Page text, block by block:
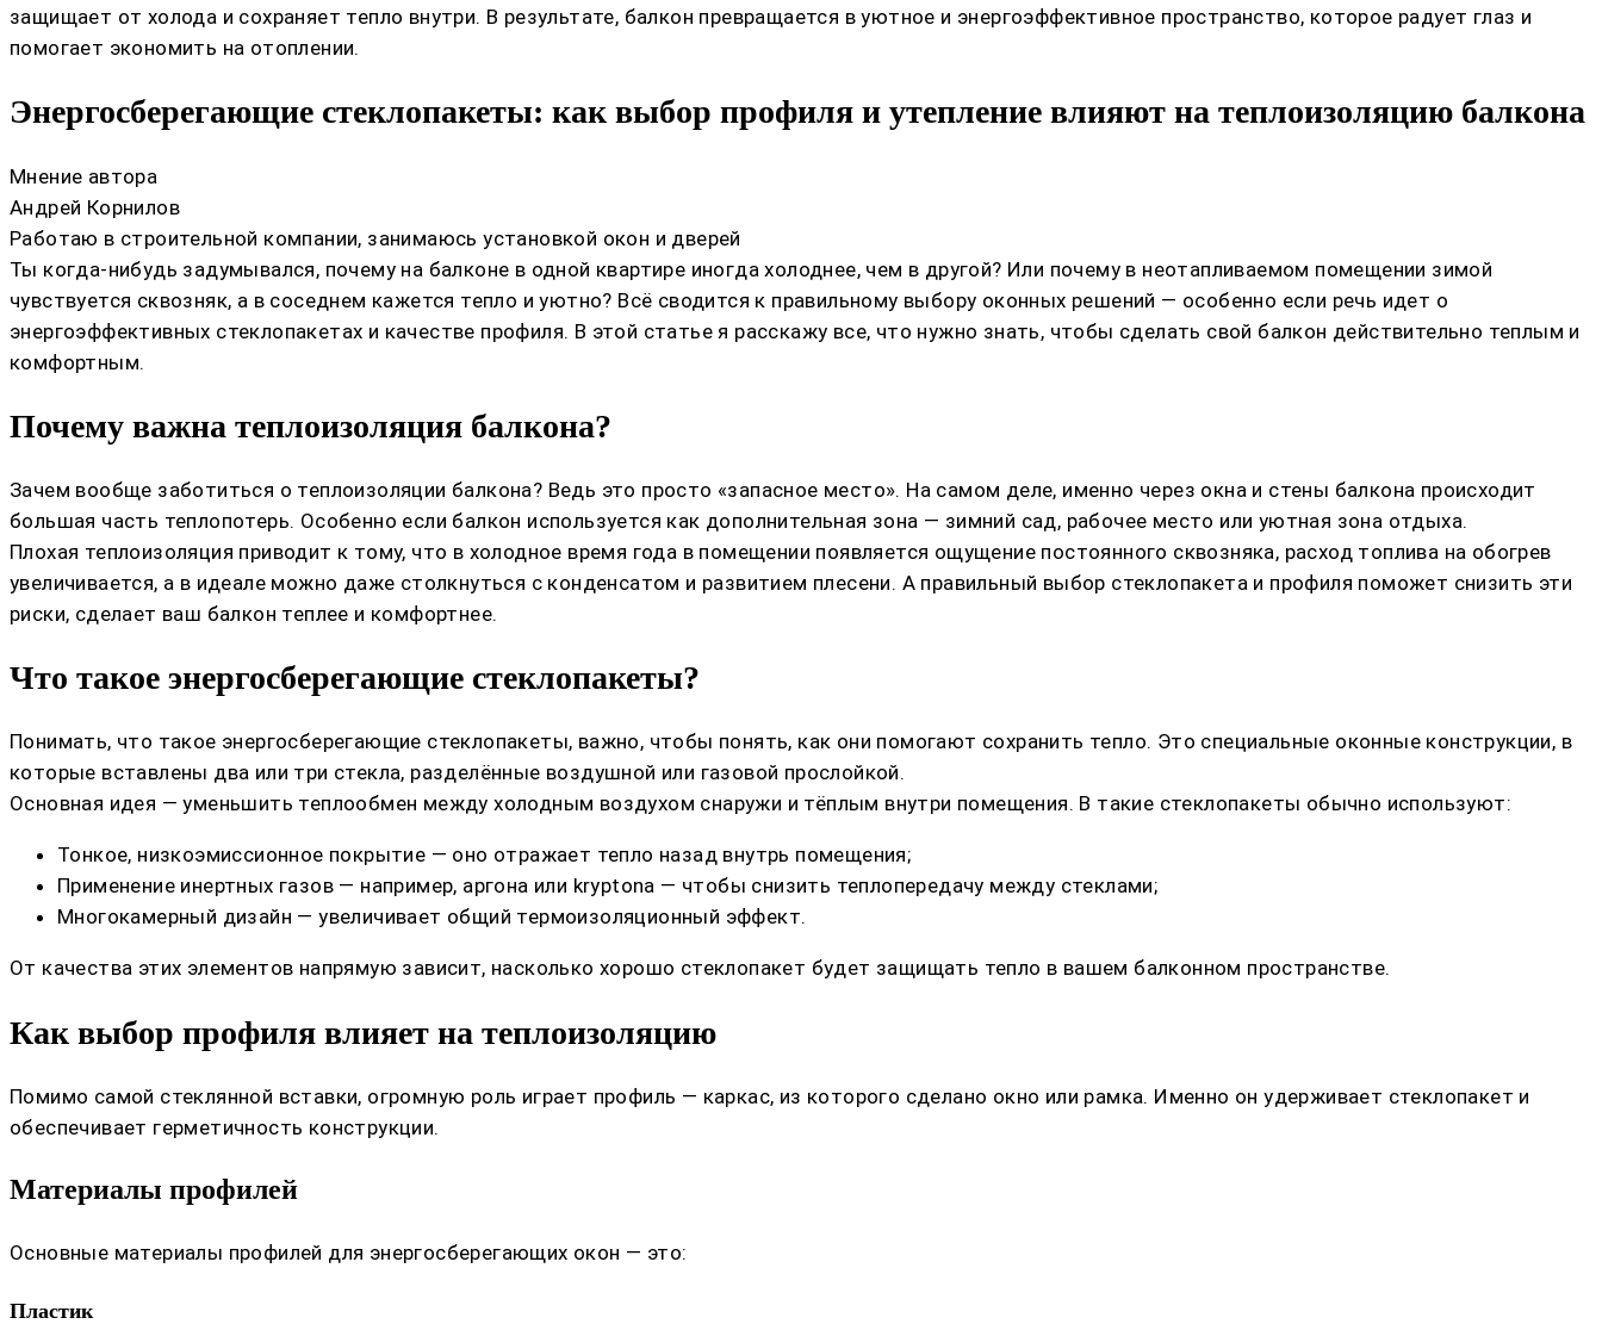
защищает от холода и сохраняет тепло внутри. В результате, балкон превращается в уютное и энергоэффективное пространство, которое радует глаз и
помогает экономить на отоплении.
Энергосберегающие стеклопакеты: как выбор профиля и утепление влияют на теплоизоляцию балкона
Мнение автора
Андрей Корнилов
Работаю в строительной компании, занимаюсь установкой окон и дверей
Ты когда-нибудь задумывался, почему на балконе в одной квартире иногда холоднее, чем в другой? Или почему в неотапливаемом помещении зимой
чувствуется сквозняк, а в соседнем кажется тепло и уютно? Всё сводится к правильному выбору оконных решений — особенно если речь идет о
энергоэффективных стеклопакетах и качестве профиля. В этой статье я расскажу все, что нужно знать, чтобы сделать свой балкон действительно теплым и
комфортным.
Почему важна теплоизоляция балкона?
Зачем вообще заботиться о теплоизоляции балкона? Ведь это просто «запасное место». На самом деле, именно через окна и стены балкона происходит
большая часть теплопотерь. Особенно если балкон используется как дополнительная зона — зимний сад, рабочее место или уютная зона отдыха.
Плохая теплоизоляция приводит к тому, что в холодное время года в помещении появляется ощущение постоянного сквозняка, расход топлива на обогрев
увеличивается, а в идеале можно даже столкнуться с конденсатом и развитием плесени. А правильный выбор стеклопакета и профиля поможет снизить эти
риски, сделает ваш балкон теплее и комфортнее.
Что такое энергосберегающие стеклопакеты?
Понимать, что такое энергосберегающие стеклопакеты, важно, чтобы понять, как они помогают сохранить тепло. Это специальные оконные конструкции, в
которые вставлены два или три стекла, разделённые воздушной или газовой прослойкой.
Основная идея — уменьшить теплообмен между холодным воздухом снаружи и тёплым внутри помещения. В такие стеклопакеты обычно используют:
Тонкое, низкоэмиссионное покрытие — оно отражает тепло назад внутрь помещения;
Применение инертных газов — например, аргона или kryptona — чтобы снизить теплопередачу между стеклами;
Многокамерный дизайн — увеличивает общий термоизоляционный эффект.
От качества этих элементов напрямую зависит, насколько хорошо стеклопакет будет защищать тепло в вашем балконном пространстве.
Как выбор профиля влияет на теплоизоляцию
Помимо самой стеклянной вставки, огромную роль играет профиль — каркас, из которого сделано окно или рамка. Именно он удерживает стеклопакет и
обеспечивает герметичность конструкции.
Материалы профилей
Основные материалы профилей для энергосберегающих окон — это:
Пластик